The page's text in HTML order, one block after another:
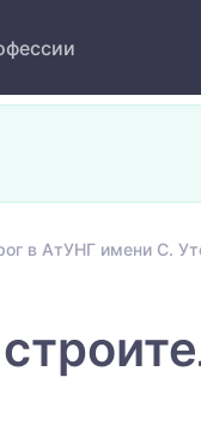
в АтУНГ имени С.